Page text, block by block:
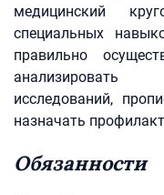
медицинский
специальных
правильно
исследований,
назначать
Обязанности